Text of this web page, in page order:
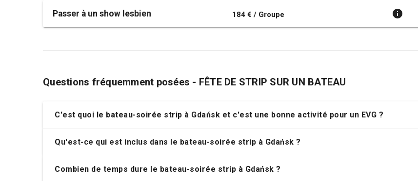
Passer à un show lesbien 184 € / Groupe
Questions fréquemment posées - FÊTE DE STRIP SUR UN BATEAU
C'est quoi le bateau-soirée strip à Gdańsk et c'est une bonne activité pour un EVG ?
Qu'est-ce qui est inclus dans le bateau-soirée strip à Gdańsk ?
Combien de temps dure le bateau-soirée strip à Gdańsk ?